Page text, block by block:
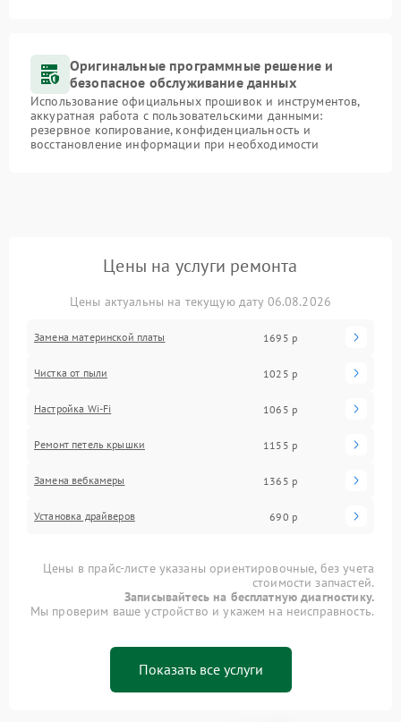
Оригинальные программные решение и
безопасное обслуживание данных
Использование официальных прошивок и инструментов,
аккуратная работа с пользовательскими данными:
резервное копирование, конфиденциальность и
восстановление информации при необходимости
Цены на услуги ремонта
Цены актуальны на текущую дату 06.08.2026
Замена материнской платы 1695 р
Чистка от пыли 1025 р
Настройка Wi-Fi 1065 р
Ремонт петель крышки 1155 р
Замена вебкамеры 1365 р
Установка драйверов 690 р
Цены в прайс-листе указаны ориентировочные, без учета
стоимости запчастей.
Записывайтесь на бесплатную диагностику.
Мы проверим ваше устройство и укажем на неисправность.
Показать все услуги